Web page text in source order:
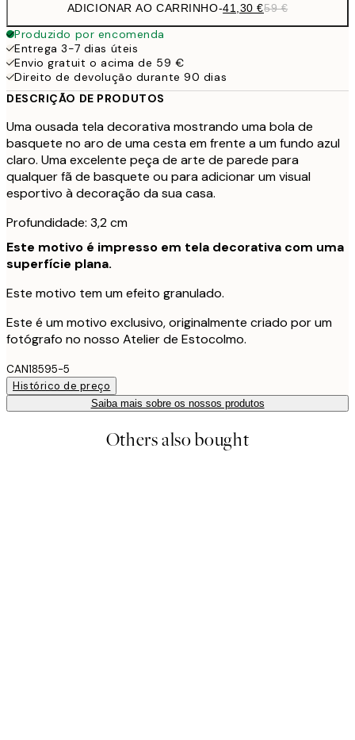
ADICIONAR AO CARRINHO-41,30 €59 €
Produzido por encomenda
Entrega 3-7 dias úteis
Envio gratuit o acima de 59 €
Direito de devolução durante 90 dias
DESCRIÇÃO DE PRODUTOS
Uma ousada tela decorativa mostrando uma bola de
basquete no aro de uma cesta em frente a um fundo azul
claro. Uma excelente peça de arte de parede para
qualquer fã de basquete ou para adicionar um visual
esportivo à decoração da sua casa.
Profundidade: 3,2 cm
Este motivo é impresso em tela decorativa com uma
superfície plana.
Este motivo tem um efeito granulado.
Este é um motivo exclusivo, originalmente criado por um
fotógrafo no nosso Atelier de Estocolmo.
CAN18595-5
Histórico de preço
Saiba mais sobre os nossos produtos
Others also bought